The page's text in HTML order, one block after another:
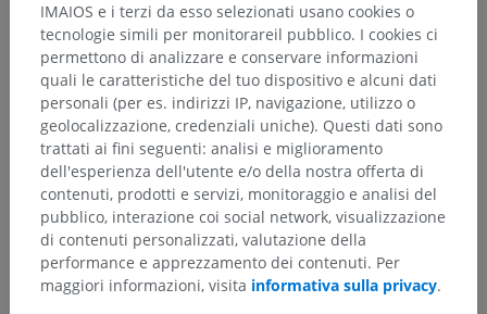
Galleria
IMAIOS e i terzi da esso selezionati usano cookies o
tecnologie simili per monitorareil pubblico. I cookies ci
permettono di analizzare e conservare informazioni
quali le caratteristiche del tuo dispositivo e alcuni dati
personali (per es. indirizzi IP, navigazione, utilizzo o
geolocalizzazione, credenziali uniche). Questi dati sono
trattati ai fini seguenti: analisi e miglioramento
dell'esperienza dell'utente e/o della nostra offerta di
contenuti, prodotti e servizi, monitoraggio e analisi del
pubblico, interazione coi social network, visualizzazione
di contenuti personalizzati, valutazione della
performance e apprezzamento dei contenuti. Per
maggiori informazioni, visita informativa sulla privacy.